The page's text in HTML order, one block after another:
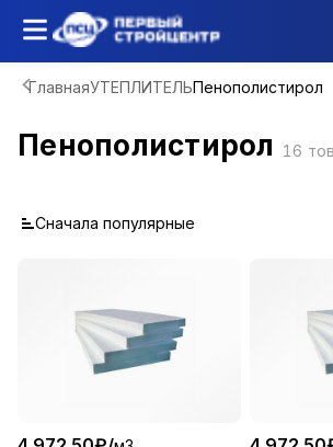
ГлавнаяУТЕПЛИТЕЛЬПенополистирол
Пенополистирол 16
Сначала популярные